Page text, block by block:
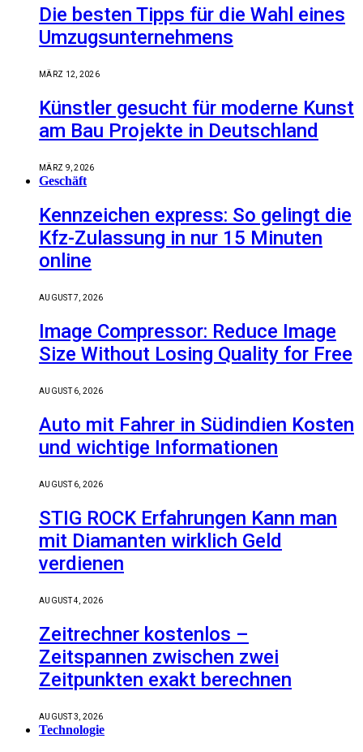
Die besten Tipps für die Wahl eines
Umzugsunternehmens
MÄRZ 12, 2026
Künstler gesucht für moderne Kunst
am Bau Projekte in Deutschland
MÄRZ 9, 2026
Geschäft
Kennzeichen express: So gelingt die
Kfz-Zulassung in nur 15 Minuten
online
AUGUST 7, 2026
Image Compressor: Reduce Image
Size Without Losing Quality for Free
AUGUST 6, 2026
Auto mit Fahrer in Südindien Kosten
und wichtige Informationen
AUGUST 6, 2026
STIG ROCK Erfahrungen Kann man
mit Diamanten wirklich Geld
verdienen
AUGUST 4, 2026
Zeitrechner kostenlos –
Zeitspannen zwischen zwei
Zeitpunkten exakt berechnen
AUGUST 3, 2026
Technologie